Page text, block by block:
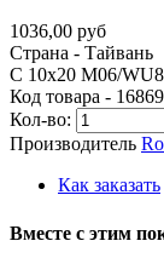
1036,00 руб
Страна - Тайвань
C 10х20 M06/
Код товара - 16869
Кол-во:
Производитель
Как заказать
Вместе с этим